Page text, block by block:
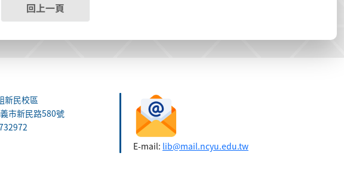
回上一頁
新民校區
市新民路580號
E-mail: lib@mail.ncyu.edu.tw